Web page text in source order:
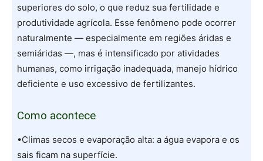
superiores do solo, o que reduz sua fertilidade e
produtividade agrícola. Esse fenômeno pode ocorrer
naturalmente — especialmente em regiões áridas e
semiáridas —, mas é intensificado por atividades
humanas, como irrigação inadequada, manejo hídrico
deficiente e uso excessivo de fertilizantes.
Como acontece
•Climas secos e evaporação alta: a água evapora e os
sais ficam na superfície.